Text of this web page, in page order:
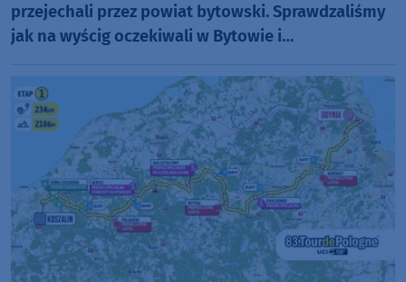
przejechali przez powiat bytowski. Sprawdzaliśmy
jak na wyścig oczekiwali w Bytowie i
(RELACJE, FOTO)